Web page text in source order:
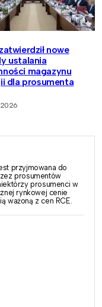
nowe
ustalania
magazynu
dla prosumenta
przyjmowana do
prosumentów
prosumenci w
rynkowej cenie
ważoną z cen RCE.